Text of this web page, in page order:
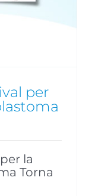
per
la
Torna